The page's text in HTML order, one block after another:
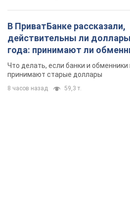
В ПриватБанке рассказали,
действительны ли
года: принимают ли
банки такие купюры
Что делать, если банки и обменники
принимают старые доллары
8 часов назад 59,3 т.